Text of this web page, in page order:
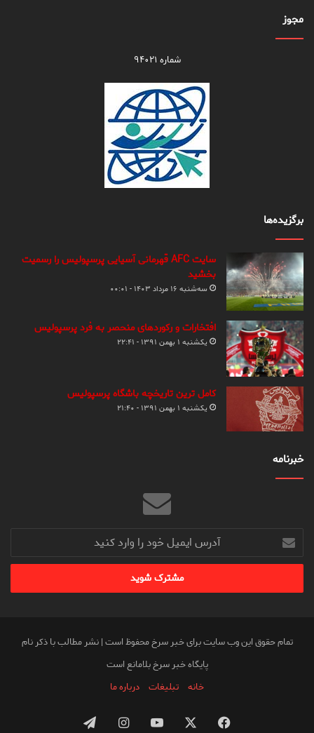
مجوز
شماره ۹۴۰۲۱
برگزیده‌ها
سایت AFC قهرمانی آسیایی پرسپولیس را رسمیت
بخشید
سه‌شنبه ۱۶ مرداد ۱۴۰۳ - ۰۰:۰۱
افتخارات و رکوردهای منحصر به فرد پرسپولیس
یکشنبه ۱ بهمن ۱۳۹۱ - ۲۲:۴۱
کامل ترین تاریخچه باشگاه پرسپولیس
یکشنبه ۱ بهمن ۱۳۹۱ - ۲۱:۴۰
خبرنامه
آدرس
ایمیل
خود
وارد
تمام حقوق این وب سایت برای خبر سرخ محفوظ است | نشر مطالب با ذکر نام
پایگاه خبر سرخ بلامانع است
خانه
تبلیغات درباره ما
فیس یوتیوباینستاگرامتلگرام